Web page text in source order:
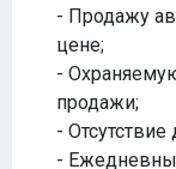
- Продажу
цене;
-
продажи;
-
-